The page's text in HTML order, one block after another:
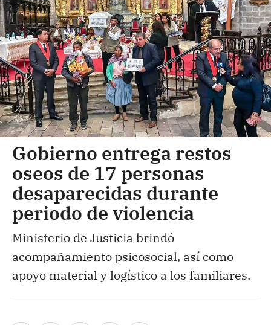
Gobierno entrega restos
oseos de 17 personas
desaparecidas durante
periodo de violencia
Ministerio de Justicia brindó
acompañamiento psicosocial, así como
apoyo material y logístico a los familiares.